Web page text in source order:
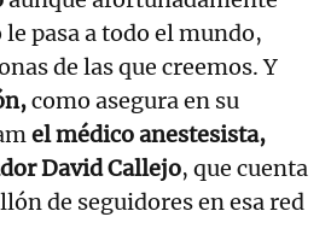
pasa a todo el mundo,
de las que creemos. Y
como asegura en su
el médico anestesista,
David Callejo, que cuenta
de seguidores en esa red